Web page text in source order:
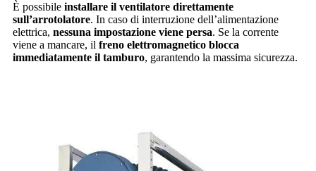
È possibile installare il ventilatore direttamente
sull’arrotolatore. In caso di interruzione dell’alimentazione
elettrica, nessuna impostazione viene persa. Se la corrente
viene a mancare, il freno elettromagnetico blocca
immediatamente il tamburo, garantendo la massima sicurezza.